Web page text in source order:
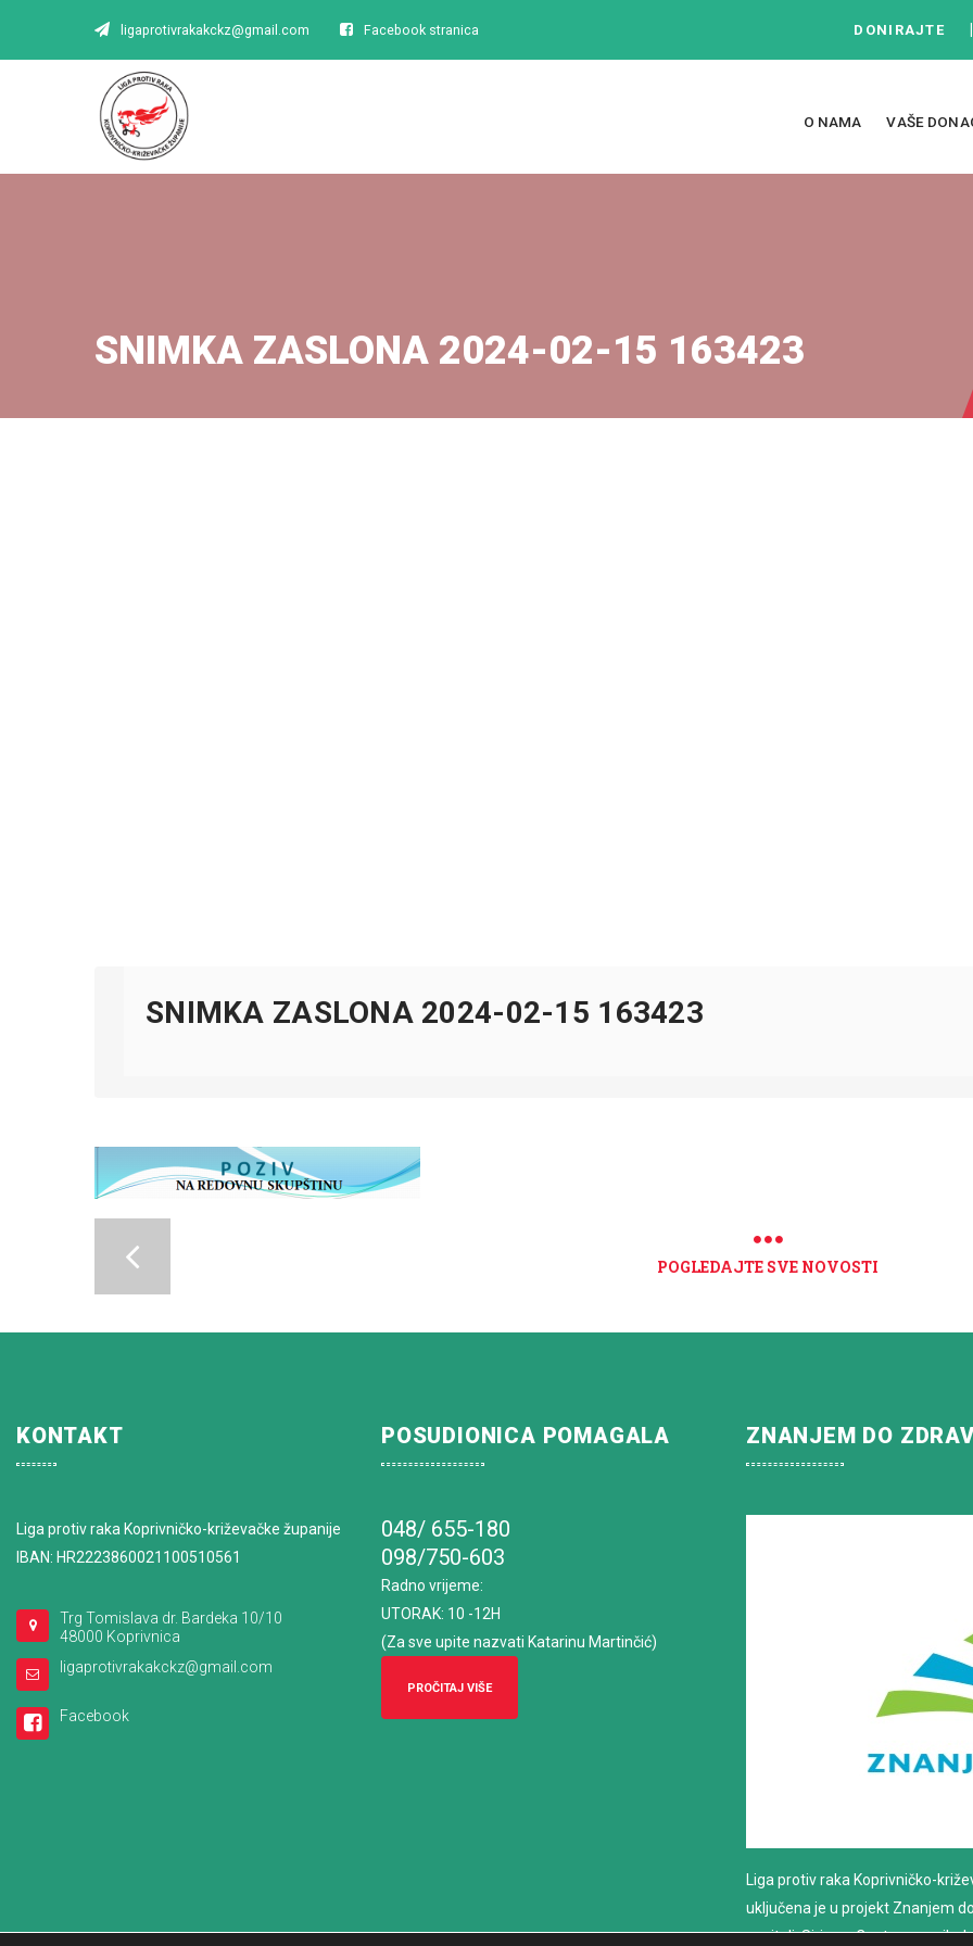
ligaprotivrakakckz@gmail.com Facebook stranica DONIRAJTE
O NAMA VAŠE
SNIMKA ZASLONA 2024-02-15 163423
SNIMKA ZASLONA 2024-02-15 163423
POGLEDAJTE SVE NOVOSTI
KONTAKT
Liga protiv raka Koprivničko-križevačke županije
IBAN: HR2223860021100510561
Trg Tomislava dr. Bardeka 10/10
48000 Koprivnica
ligaprotivrakakckz@gmail.com
Facebook
POSUDIONICA POMAGALA
048/ 655-180
098/750-603
Radno vrijeme:
UTORAK: 10 -12H
(Za sve upite nazvati Katarinu Martinčić)
PROČITAJ VIŠE
ZNANJEM DO
Liga protiv raka Koprivničko-
uključena je u projekt Znanjem
nositelj: Sirius – Centar za